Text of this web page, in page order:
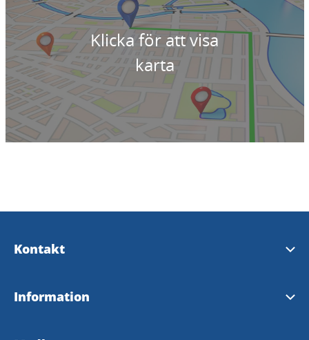
Klicka för att visa
karta
Kontakt
Kontakta oss
Information